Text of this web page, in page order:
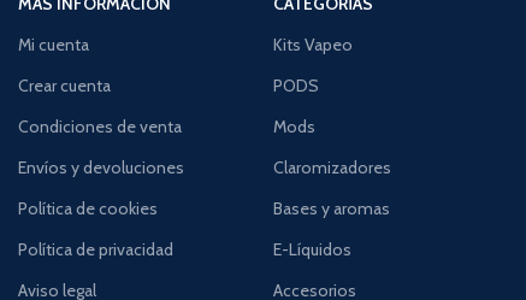
Mi cuenta
Crear cuenta
Condiciones de venta
Envíos y devoluciones
Política de cookies
Política de privacidad
Aviso legal
Kits Vapeo
PODS
Mods
Claromizadores
Bases y aromas
E-Líquidos
Accesorios